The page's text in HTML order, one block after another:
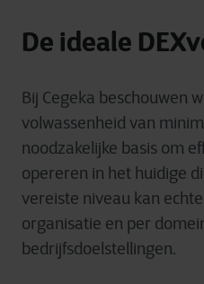
De ideale
Bij Cegeka beschouwen
volwassenheid van
noodzakelijke basis om
opereren in het huidige
vereiste niveau kan
organisatie en per
bedrijfsdoelstellingen.